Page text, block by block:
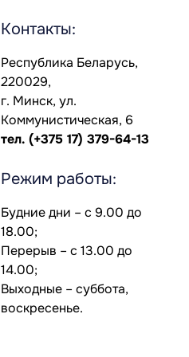
Контакты:
Республика Беларусь,
220029,
г. Минск, ул.
Коммунистическая, 6
тел. (+375 17) 379-64-13
Режим работы:
Будние дни – с 9.00 до
18.00;
Перерыв – с 13.00 до
14.00;
Выходные – суббота,
воскресенье.